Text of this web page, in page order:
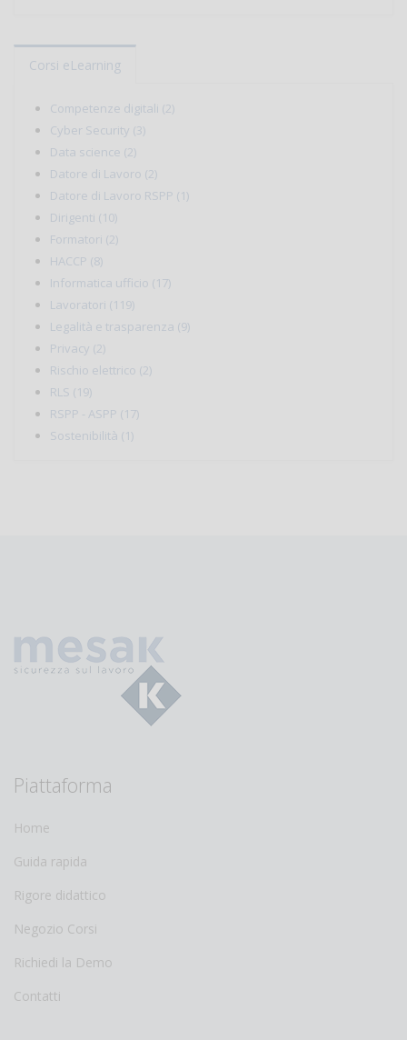
Corsi eLearning
Competenze digitali (2)
Cyber Security (3)
Data science (2)
Datore di Lavoro (2)
Datore di Lavoro RSPP (1)
Dirigenti (10)
Formatori (2)
HACCP (8)
Informatica ufficio (17)
Lavoratori (119)
Legalità e trasparenza (9)
Privacy (2)
Rischio elettrico (2)
RLS (19)
RSPP - ASPP (17)
Sostenibilità (1)
Piattaforma
Home
Guida rapida
Rigore didattico
Negozio Corsi
Richiedi la Demo
Contatti